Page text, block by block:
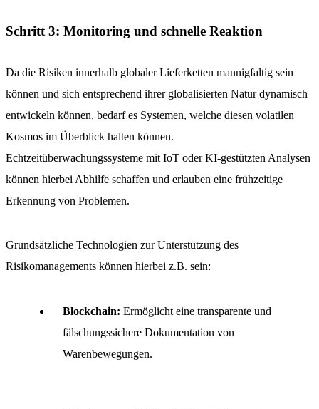
Schritt 3: Monitoring und schnelle Reaktion
Da die Risiken innerhalb globaler Lieferketten mannigfaltig sein
können und sich entsprechend ihrer globalisierten Natur dynamisch
entwickeln können, bedarf es Systemen, welche diesen volatilen
Kosmos im Überblick halten können.
Echtzeitüberwachungssysteme mit IoT oder KI-gestützten Analysen
können hierbei Abhilfe schaffen und erlauben eine frühzeitige
Erkennung von Problemen.
Grundsätzliche Technologien zur Unterstützung des
Risikomanagements können hierbei z.B. sein:
Blockchain: Ermöglicht eine transparente und
fälschungssichere Dokumentation von
Warenbewegungen.